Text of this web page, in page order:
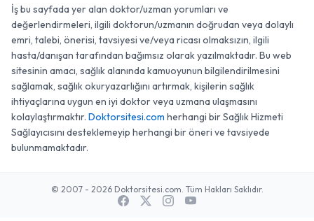
İş bu sayfada yer alan doktor/uzman yorumları ve
değerlendirmeleri, ilgili doktorun/uzmanın doğrudan veya dolaylı
emri, talebi, önerisi, tavsiyesi ve/veya ricası olmaksızın, ilgili
hasta/danışan tarafından bağımsız olarak yazılmaktadır. Bu web
sitesinin amacı, sağlık alanında kamuoyunun bilgilendirilmesini
sağlamak, sağlık okuryazarlığını artırmak, kişilerin sağlık
ihtiyaçlarına uygun en iyi doktor veya uzmana ulaşmasını
kolaylaştırmaktır. Doktorsitesi.com herhangi bir Sağlık Hizmeti
Sağlayıcısını desteklemeyip herhangi bir öneri ve tavsiyede
bulunmamaktadır.
© 2007 - 2026 Doktorsitesi.com. Tüm Hakları Saklıdır.